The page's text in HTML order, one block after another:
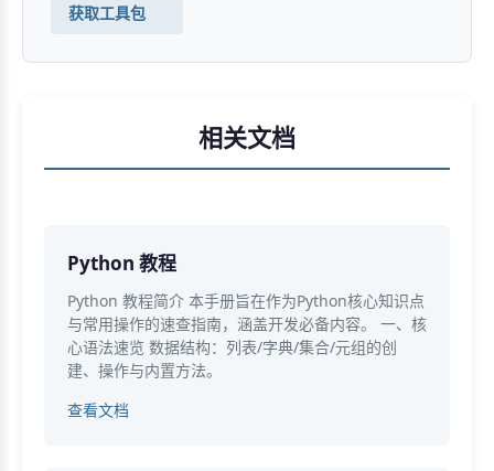
获取工具包
相关文档
Python 教程
Python 教程简介 本手册旨在作为Python核心知识点
与常用操作的速查指南，涵盖开发必备内容。 一、核
心语法速览 数据结构：列表/字典/集合/元组的创
建、操作与内置方法。
查看文档